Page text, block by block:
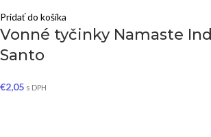
Pridať do košíka
Vonné tyčinky Namaste
Santo
€2,05 s DPH